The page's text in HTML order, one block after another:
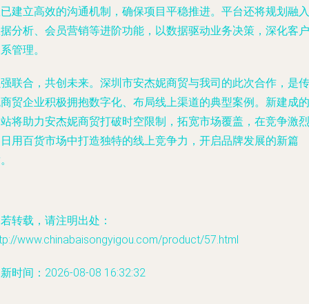
建立高效的沟通机制，确保项目平稳推进。平台还将规划融入
分析、会员营销等进阶功能，以数据驱动业务决策，深化客户
管理。
联合，共创未来。深圳市安杰妮商贸与我司的此次合作，是传
贸企业积极拥抱数字化、布局线上渠道的典型案例。新建成的
将助力安杰妮商贸打破时空限制，拓宽市场覆盖，在竞争激烈
用百货市场中打造独特的线上竞争力，开启品牌发展的新篇
转载，请注明出处：
www.chinabaisongyigou.com/product/57.html
时间：2026-08-08 16:32:32